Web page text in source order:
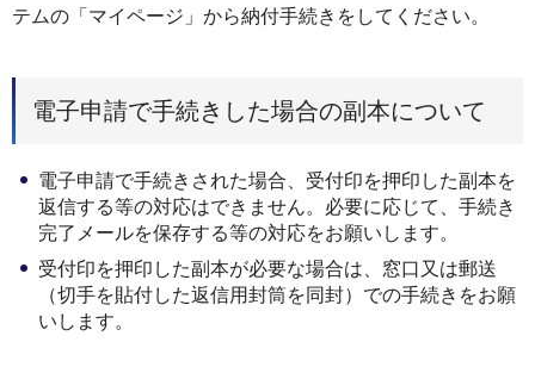
テムの「マイページ」から納付手続きをしてください。
電子申請で手続きした場合の副本について
電子申請で手続きされた場合、受付印を押印した副本を
返信する等の対応はできません。必要に応じて、手続き
完了メールを保存する等の対応をお願いします。
受付印を押印した副本が必要な場合は、窓口又は郵送
（切手を貼付した返信用封筒を同封）での手続きをお願
いします。